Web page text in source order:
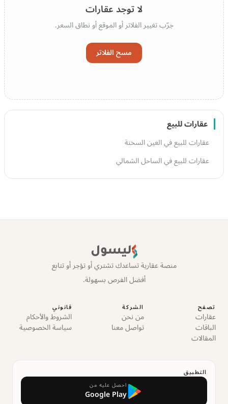
لا توجد عقارات
جرّب تغيير الفلاتر أو الموقع أو نطاق السعر.
مسح الفلاتر
عقارات للبيع
عقارات للبيع في العين السخنة
عقارات للبيع في الساحل الشمالي
ليسول
منصة عقارية تساعدك تشتري أو تؤجر أو تتابع
أفضل الفرص بسهولة.
تصفح
عقارات
الباقات
المقالات
الشركة
من نحن
تواصل معنا
قانوني
الشروط والأحكام
سياسة الخصوصية
التطبيق
احصل عليه من
Google Play